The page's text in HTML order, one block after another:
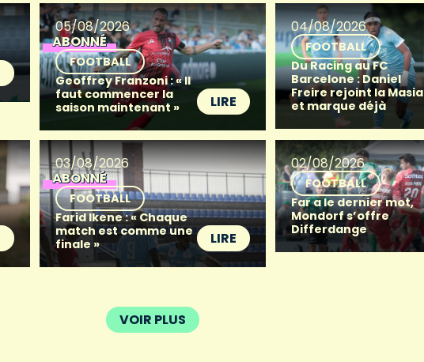
05/08/2026
ABONNÉ
FOOTBALL
Geoffrey Franzoni : « Il
faut commencer la
saison maintenant »
LIRE
04/08/2026
FOOTBALL
Du Racing au FC
Barcelone : Daniel
Freire rejoint la Masia
et marque déjà
03/08/2026
ABONNÉ
FOOTBALL
Farid Ikene : « Chaque
match est comme une
finale »
LIRE
02/08/2026
FOOTBALL
Far a le dernier mot,
Mondorf s’offre
Differdange
VOIR PLUS